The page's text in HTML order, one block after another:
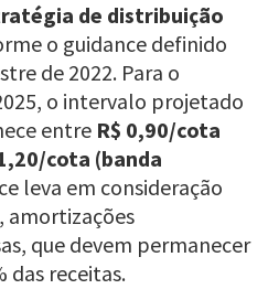
de distribuição
o guidance definido
de 2022. Para o
o intervalo projetado
entre R$ 0,90/cota
cota (banda
leva em consideração
amortizações
que devem permanecer
das receitas.